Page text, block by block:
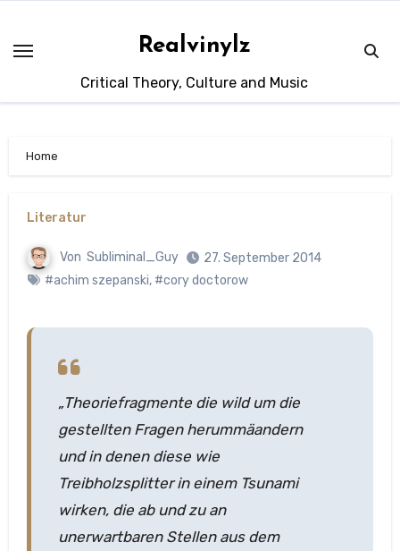
springen
Realvinylz
Critical Theory, Culture and Music
Home
Literatur
Von Subliminal_Guy
27. September 2014
#achim szepanski, #cory doctorow
„Theoriefragmente die wild um die
gestellten Fragen herummäandern
und in denen diese wie
Treibholzsplitter in einem Tsunami
wirken, die ab und zu an
unerwartbaren Stellen aus dem